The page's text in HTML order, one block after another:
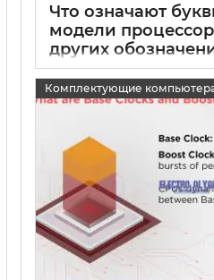
Что означают
модели
других
процессорах
15 05 2025 0
Комплектующие